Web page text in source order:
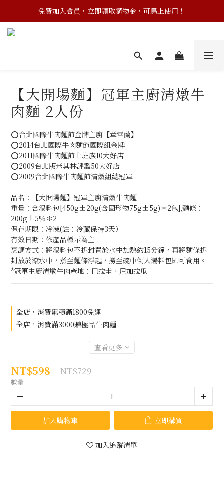
免費加入會員，立即領取購物金，可馬上使用！
【大開場麵】冠軍主廚清燉牛
肉麵 2人份
⭕台北國際牛肉麵節金牌主廚【章雪蘭】
⭕2014台北國際牛肉麵節國際組金牌
⭕2011國際牛肉麵節上班族10大好店
⭕2009台北版米其林評鑑50大好店
⭕2009台北國際牛肉麵節清燉組總冠軍
品名：【大開場麵】冠軍主廚清燉牛肉麵
重量：含湯料包[450g±20g(含固形物75g±5g)＊2包],麵條：
200g±5%＊2
保存期限：冷凍(註：冷藏保持3天）
有效日期：依產品標示為主
烹調方式：將湯料包不拆封置於水中加熱約15分鐘，再將麵條拆
封放於滾水中，煮至麵條浮起，撈至碗中倒入湯料包即可食用。
*冠軍主廚清燉牛肉產地：巴拉圭、尼加拉瓜
全店，消費累積滿1800免運
全店，消費滿3000贈極品牛肉麵
查看更多
NT$598 NT$729
數量
加入購物車 立即購買
加入追蹤清單